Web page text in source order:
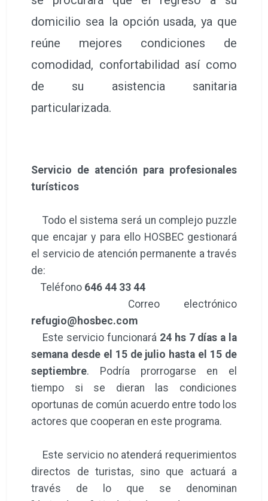
domicilio sea la opción usada, ya que
reúne mejores condiciones de
comodidad, confortabilidad así como
de su asistencia sanitaria
particularizada.
Servicio de atención para profesionales
turísticos
Todo el sistema será un complejo puzzle
que encajar y para ello HOSBEC gestionará
el servicio de atención permanente a través
de:
Teléfono 646 44 33 44
Correo electrónico
refugio@hosbec.com
Este servicio funcionará 24 hs 7 días a la
semana desde el 15 de julio hasta el 15 de
septiembre. Podría prorrogarse en el
tiempo si se dieran las condiciones
oportunas de común acuerdo entre todo los
actores que cooperan en este programa.
Este servicio no atenderá requerimientos
directos de turistas, sino que actuará a
través de lo que se denominan